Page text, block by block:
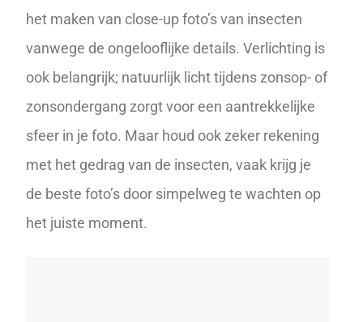
het maken van close-up foto’s van insecten
vanwege de ongelooflijke details. Verlichting is
ook belangrijk; natuurlijk licht tijdens zonsop- of
zonsondergang zorgt voor een aantrekkelijke
sfeer in je foto. Maar houd ook zeker rekening
met het gedrag van de insecten, vaak krijg je
de beste foto’s door simpelweg te wachten op
het juiste moment.